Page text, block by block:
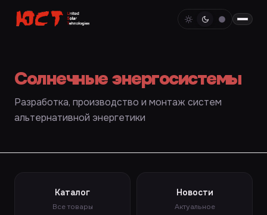
Солнечные энергосистемы
Разработка, производство и монтаж систем
альтернативной энергетики
Каталог
Все товары
Новости
Актуальное